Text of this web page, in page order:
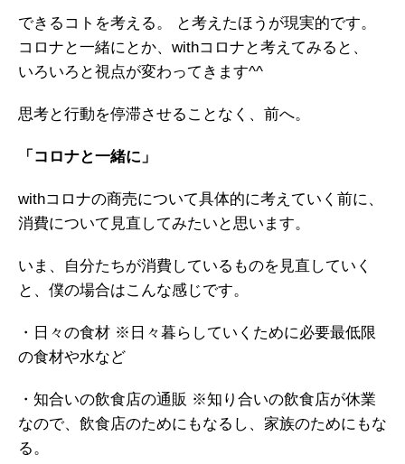
メールマガジン
お問い合わせ
できるコトを考える。
と考えたほうが現実的です。
コロナと一緒にとか、withコロナと考えてみると、
いろいろと視点が変わってきます^^
思考と行動を停滞させることなく、前へ。
「コロナと一緒に」
withコロナの商売について具体的に考えていく前に、
消費について見直してみたいと思います。
いま、自分たちが消費しているものを見直していく
と、僕の場合はこんな感じです。
・日々の食材 ※日々暮らしていくために必要最低限
の食材や水など
・知合いの飲食店の通販 ※知り合いの飲食店が休業
なので、飲食店のためにもなるし、家族のためにもな
る。